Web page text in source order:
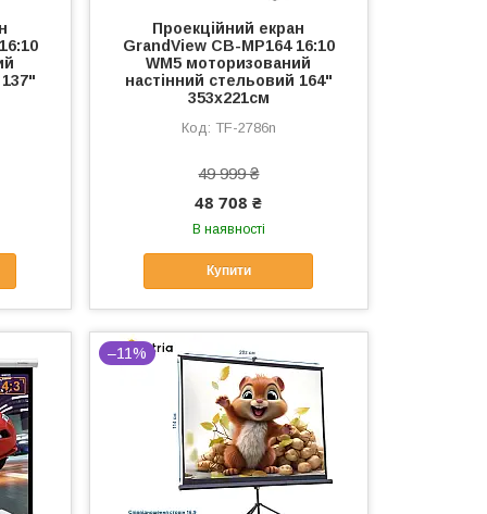
Проекційний екран
GrandView CB-MP164 16:10
WM5 моторизований
настінний стельовий 164"
353x221см
TF-2786n
49 999 ₴
48 708 ₴
В наявності
Купити
–11%